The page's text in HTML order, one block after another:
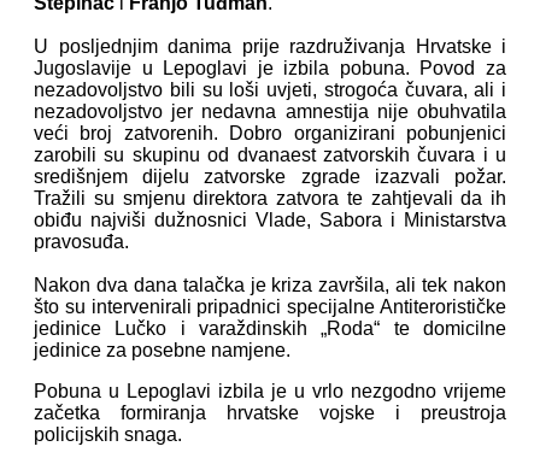
U posljednjim danima prije razdruživanja Hrvatske i
Jugoslavije u Lepoglavi je izbila pobuna. Povod za
nezadovoljstvo bili su loši uvjeti, strogoća čuvara, ali i
nezadovoljstvo jer nedavna amnestija nije obuhvatila
veći broj zatvorenih. Dobro organizirani pobunjenici
zarobili su skupinu od dvanaest zatvorskih čuvara i u
središnjem dijelu zatvorske zgrade izazvali požar.
Tražili su smjenu direktora zatvora te zahtjevali da ih
obiđu najviši dužnosnici Vlade, Sabora i Ministarstva
pravosuđa.
Nakon dva dana talačka je kriza završila, ali tek nakon
što su intervenirali pripadnici specijalne Antiterorističke
jedinice Lučko i varaždinskih „Roda“ te domicilne
jedinice za posebne namjene.
Pobuna u Lepoglavi izbila je u vrlo nezgodno vrijeme
začetka formiranja hrvatske vojske i preustroja
policijskih snaga.